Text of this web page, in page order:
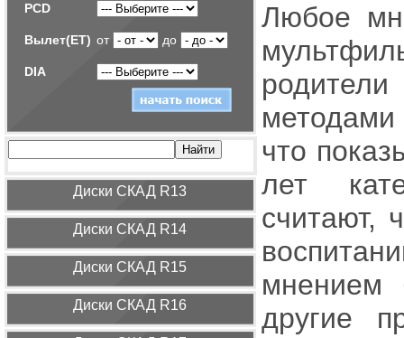
PCD
Вылет(ET) от до
DIA
Диcки СКАД R13
Диcки СКАД R14
Диcки СКАД R15
Диcки СКАД R16
Любое
методами
что
лет
считают,
мнением
другие